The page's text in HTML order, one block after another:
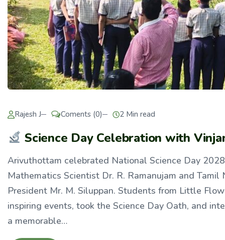
Rajesh J Coments (0) 2 Min read
Science Day Celebration with
Arivuthottam celebrated National Science Day
Mathematics Scientist Dr. R. Ramanujam and
President Mr. M. Siluppan. Students from Little
inspiring events, took the Science Day Oath, and
a memorable…